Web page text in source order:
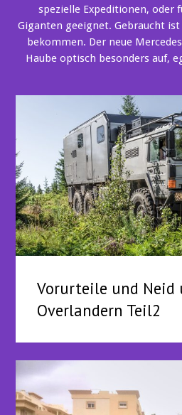
spezielle Expeditionen, oder
Giganten geeignet. Gebraucht
bekommen. Der neue
Haube optisch besonders auf,
Vorurteile und Neid
Overlandern Teil2